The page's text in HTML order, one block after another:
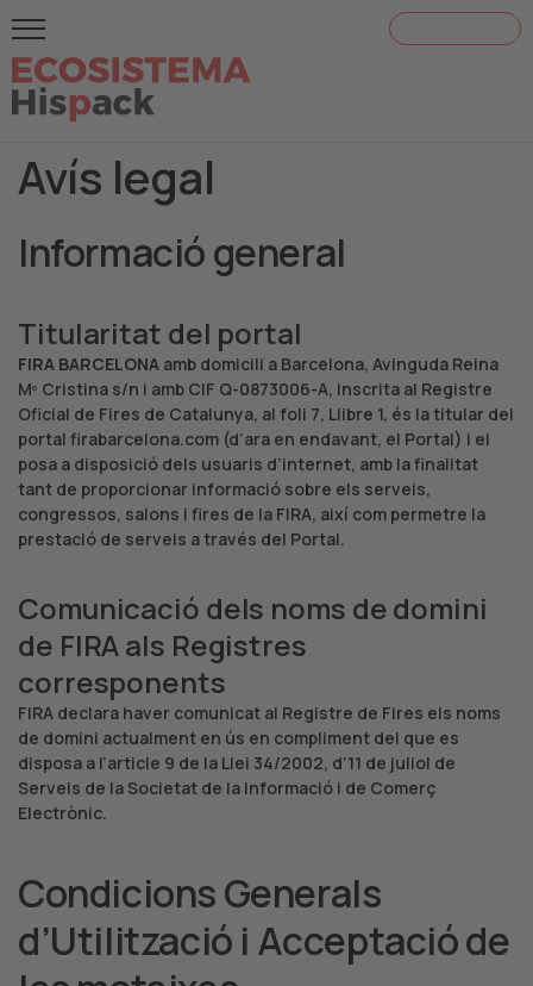
Avís legal
Informació general
Titularitat del portal
FIRA BARCELONA amb domicili a Barcelona, Avinguda Reina
Mº Cristina s/n i amb CIF Q-0873006-A, inscrita al Registre
Oficial de Fires de Catalunya, al foli 7, Llibre 1, és la titular del
portal firabarcelona.com (d’ara en endavant, el Portal) i el
posa a disposició dels usuaris d’internet, amb la finalitat
tant de proporcionar informació sobre els serveis,
congressos, salons i fires de la FIRA, així com permetre la
prestació de serveis a través del Portal.
Comunicació dels noms de domini
de FIRA als Registres
corresponents
FIRA declara haver comunicat al Registre de Fires els noms
de domini actualment en ús en compliment del que es
disposa a l’article 9 de la Llei 34/2002, d’11 de juliol de
Serveis de la Societat de la Informació i de Comerç
Electrònic.
Condicions Generals
d’Utilització i Acceptació de